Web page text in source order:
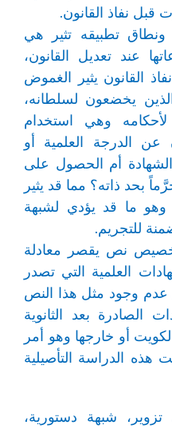
قبل نفاذ القانون.
ونطاق تطبيقه تثير هي
عند تعديل القانون،
القانون يثير الغموض
يخضعون لسلطانه،
وهي استخدام
عن الدرجة العلمية أو
أم الحصول على
بحد ذاته؟ مما قد يثير
وهو ما قد يؤدي لشبهة
للتجريم.
نص يقصر معادلة
العلمية التي تصدر
عدم وجود مثل هذا النص
الصادرة بعد الثانوية
أو خارجها وهو أمر
هذه الدراسة التأصيلية
تزوير، شبهة دستورية،